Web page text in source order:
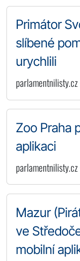
Primátor
slíbené
urychlili
Zoo Praha
aplikaci
Mazur
ve
mobilní